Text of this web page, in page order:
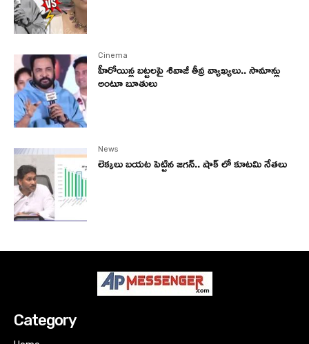
Cinema
హీరోయిన్ల బట్టలపై శివాజీ తీవ్ర వ్యాఖ్యలు.. సామాన్లు
అంటూ బూతులు
News
లెక్కలు బయట పెట్టిన జగన్.. షాక్ లో కూటమి నేతలు
Category